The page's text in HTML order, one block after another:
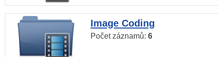
Image Coding
Počet záznamů: 6